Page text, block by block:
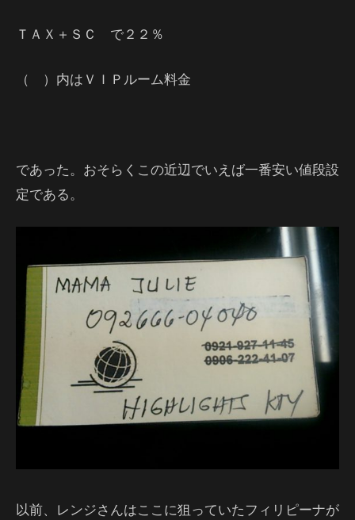
ＴＡＸ＋ＳＣ で２２％
（ ）内はＶＩＰルーム料金
であった。おそらくこの近辺でいえば一番安い値段設
定である。
以前、レンジさんはここに狙っていたフィリピーナが